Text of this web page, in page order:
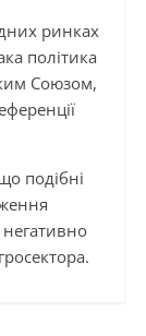
ринках
політика
Союзом,
подібні
негативно